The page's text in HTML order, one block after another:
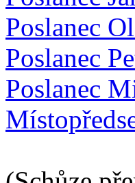
Poslanec
Poslanec
Poslanec